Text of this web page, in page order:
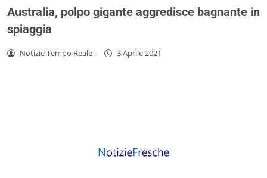
Australia, polpo gigante aggredisce bagnante in
spiaggia
Notizie Tempo Reale - 3 Aprile 2021